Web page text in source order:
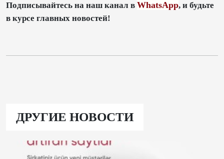
Подписывайтесь на наш канал в WhatsApp, и будьте
в курсе главных новостей!
ДРУГИЕ НОВОСТИ